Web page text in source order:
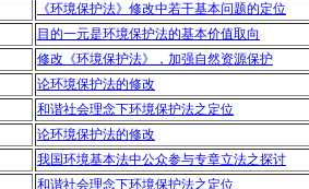
《环境保护法》修改中若干基本问题的定位
目的一元是环境保护法的基本价值取向
修改《环境保护法》，加强自然资源保护
论环境保护法的修改
和谐社会理念下环境保护法之定位
论环境保护法的修改
我国环境基本法中公众参与专章立法之探讨
和谐社会理念下环境保护法之定位